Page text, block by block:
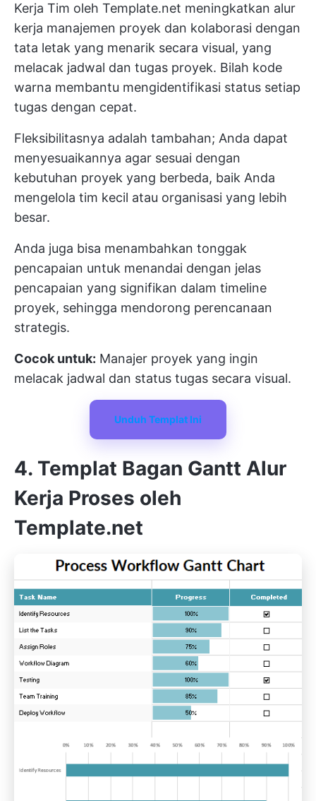
Kerja Tim oleh Template.net meningkatkan alur
kerja manajemen proyek dan kolaborasi dengan
tata letak yang menarik secara visual, yang
melacak jadwal dan tugas proyek. Bilah kode
warna membantu mengidentifikasi status setiap
tugas dengan cepat.
Fleksibilitasnya adalah tambahan; Anda dapat
menyesuaikannya agar sesuai dengan
kebutuhan proyek yang berbeda, baik Anda
mengelola tim kecil atau organisasi yang lebih
besar.
Anda juga bisa menambahkan tonggak
pencapaian untuk menandai dengan jelas
pencapaian yang signifikan dalam timeline
proyek, sehingga mendorong perencanaan
strategis.
Cocok untuk: Manajer proyek yang ingin
melacak jadwal dan status tugas secara visual.
Unduh Templat Ini
4. Templat Bagan Gantt Alur
Kerja Proses oleh
Template.net